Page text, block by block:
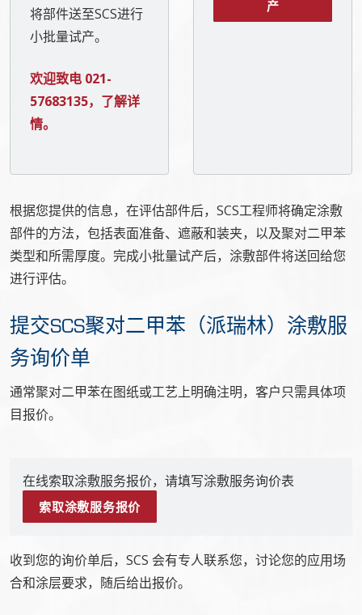
将部件送至SCS进行
小批量试产。
欢迎致电 021-
57683135，了解详
情。
产
根据您提供的信息，在评估部件后，SCS工程师将确定涂敷
部件的方法，包括表面准备、遮蔽和装夹，以及聚对二甲苯
类型和所需厚度。完成小批量试产后，涂敷部件将送回给您
进行评估。
提交SCS聚对二甲苯（派瑞林）涂敷服
务询价单
通常聚对二甲苯在图纸或工艺上明确注明，客户只需具体项
目报价。
在线索取涂敷服务报价，请填写涂敷服务询价表
索取涂敷服务报价
收到您的询价单后，SCS 会有专人联系您，讨论您的应用场
合和涂层要求，随后给出报价。